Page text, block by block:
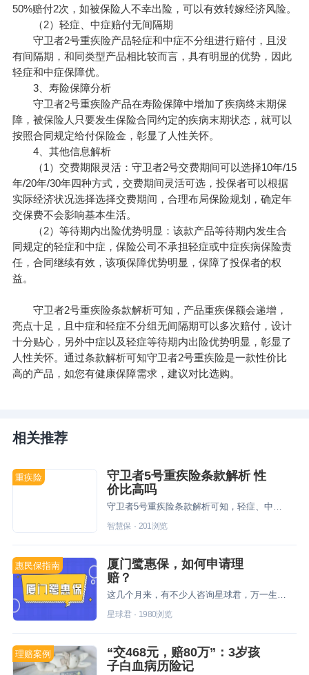
50%赔付2次，如被保险人不幸出险，可以有效转嫁经济风险。
（2）轻症、中症赔付无间隔期
守卫者2号重疾险产品轻症和中症不分组进行赔付，且没
有间隔期，和同类型产品相比较而言，具有明显的优势，因此
轻症和中症保障优。
3、寿险保障分析
守卫者2号重疾险产品在寿险保障中增加了疾病终末期保
障，被保险人只要发生保险合同约定的疾病末期状态，就可以
按照合同规定给付保险金，彰显了人性关怀。
4、其他信息解析
（1）交费期限灵活：守卫者2号交费期间可以选择10年/15
年/20年/30年四种方式，交费期间灵活可选，投保者可以根据
实际经济状况选择选择交费期间，合理布局保险规划，确定年
交保费不会影响基本生活。
（2）等待期内出险优势明显：该款产品等待期内发生合
同规定的轻症和中症，保险公司不承担轻症或中症疾病保险责
任，合同继续有效，该项保障优势明显，保障了投保者的权
益。
守卫者2号重疾险条款解析可知，产品重疾保额会递增，
亮点十足，且中症和轻症不分组无间隔期可以多次赔付，设计
十分贴心，另外中症以及轻症等待期内出险优势明显，彰显了
人性关怀。通过条款解析可知守卫者2号重疾险是一款性价比
高的产品，如您有健康保障需求，建议对比选购。
相关推荐
重疾险
守卫者5号重疾险条款解析 性
价比高吗
智慧保 · 201 浏览
惠民保指南
厦门鹭惠保，如何申请理
赔？
星球君· 1980浏览
理赔案例
“交468元，赔80万”：3岁孩
子白血病历险记